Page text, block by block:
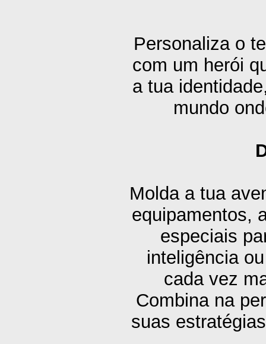
Personaliza o
com um herói
a tua
mundo
Molda a tua
equipamentos,
especiais
inteligência
cada vez
Combina na
suas